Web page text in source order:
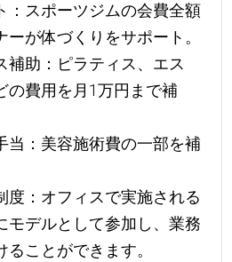
：スポーツジムの会費全額
が体づくりをサポート。
補助：ピラティス、エス
の費用を月1万円まで補
当：美容施術費の一部を補
度：オフィスで実施される
モデルとして参加し、業務
ことができます。